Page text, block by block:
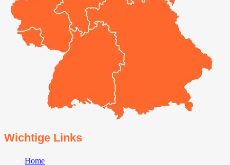
Wichtige Links
Home